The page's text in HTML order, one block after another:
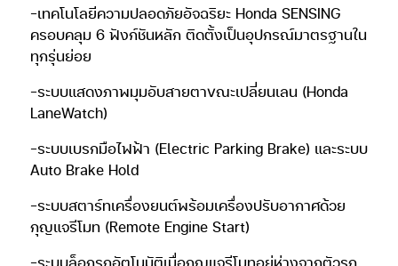
-เทคโนโลยีความปลอดภัยอัจฉริยะ Honda SENSING
ครอบคลุม 6 ฟังก์ชันหลัก ติดตั้งเป็นอุปกรณ์มาตรฐานใน
ทุกรุ่นย่อย
-ระบบแสดงภาพมุมอับสายตาขณะเปลี่ยนเลน (Honda
LaneWatch)
-ระบบเบรกมือไฟฟ้า (Electric Parking Brake) และระบบ
Auto Brake Hold
-ระบบสตาร์ทเครื่องยนต์พร้อมเครื่องปรับอากาศด้วย
กุญแจรีโมท (Remote Engine Start)